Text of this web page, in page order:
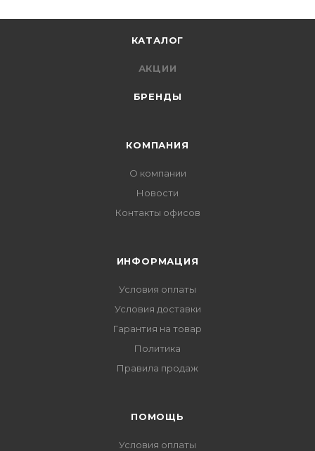
КАТАЛОГ
АКЦИИ
БРЕНДЫ
КОМПАНИЯ
О компании
Новости
Контакты офисов
ИНФОРМАЦИЯ
Условия оплаты
Условия доставки
Гарантия на товар
Политика
Правила продаж
ПОМОЩЬ
Условия оплаты